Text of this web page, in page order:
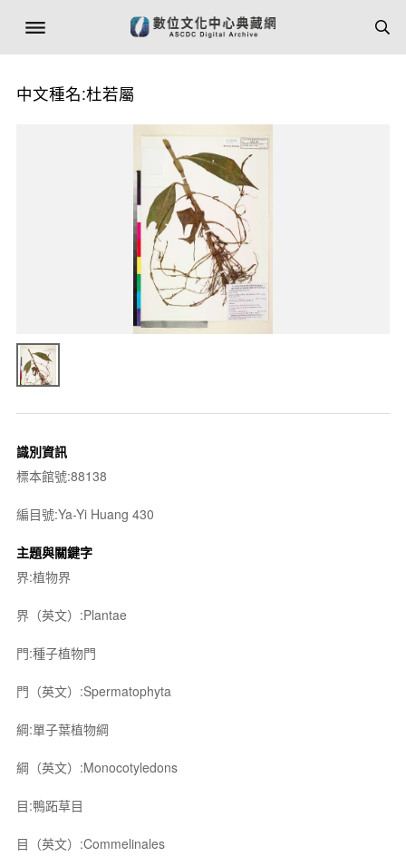
中文種名:杜若屬
識別資訊
標本館號:88138
編目號:Ya-Yi Huang 430
主題與關鍵字
界:植物界
界（英文）:Plantae
門:種子植物門
門（英文）:Spermatophyta
綱:單子葉植物綱
綱（英文）:Monocotyledons
目:鴨跖草目
目（英文）:Commelinales